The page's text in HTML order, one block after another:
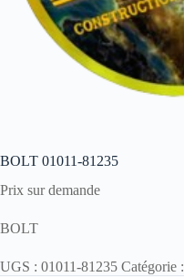
BOLT 01011-81235
Prix sur demande
BOLT
UGS : 01011-81235 Catégorie :